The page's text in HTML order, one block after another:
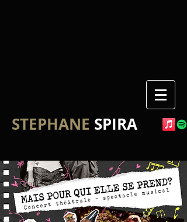
STEPHANE SPIRA